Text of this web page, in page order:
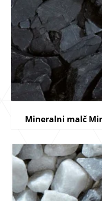
Mineralni malč